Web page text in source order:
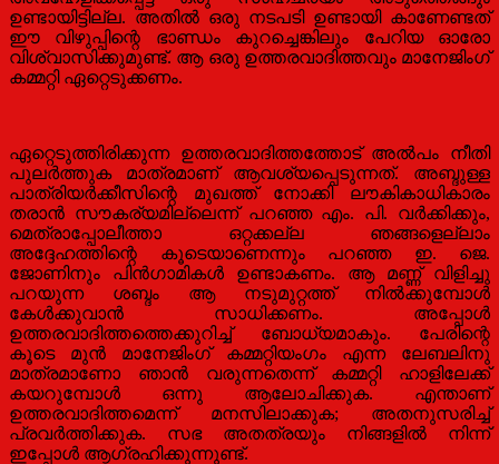
ഉണ്ടായിട്ടില്ല. അതിൽ ഒരു നടപടി ഉണ്ടായി കാണേണ്ടത്
ഈ വിഴുപ്പിന്റെ ഭാണ്ഡം കുറച്ചെങ്കിലും പേറിയ ഓരോ
വിശ്വാസിക്കുമുണ്ട്. ആ ഒരു ഉത്തരവാദിത്തവും മാനേജിംഗ്
കമ്മറ്റി ഏറ്റെടുക്കണം.
ഏറ്റെടുത്തിരിക്കുന്ന ഉത്തരവാദിത്തത്തോട് അൽപം നീതി
പുലർത്തുക മാത്രമാണ് ആവശ്യപ്പെടുന്നത്. അബ്ദുള്ള
പാത്രിയർക്കീസിന്റെ മുഖത്ത് നോക്കി ലൗകികാധികാരം
തരാൻ സൗകര്യമില്ലെന്ന് പറഞ്ഞ എം. പി. വർക്കിക്കും,
മെത്രാപ്പോലീത്താ ഒറ്റക്കല്ല ഞങ്ങളെല്ലാം
അദ്ദേഹത്തിന്റെ കൂടെയാണെന്നും പറഞ്ഞ ഇ. ജെ.
ജോണിനും പിൻഗാമികൾ ഉണ്ടാകണം. ആ മണ്ണ് വിളിച്ചു
പറയുന്ന ശബ്ദം ആ നടുമുറ്റത്ത് നിൽക്കുമ്പോൾ
കേൾക്കുവാൻ സാധിക്കണം. അപ്പോൾ
ഉത്തരവാദിത്തത്തെക്കുറിച്ച് ബോധ്യമാകും. പേരിന്റെ
കൂടെ മുൻ മാനേജിംഗ് കമ്മറ്റിയംഗം എന്ന ലേബലിനു
മാത്രമാണോ ഞാൻ വരുന്നതെന്ന് കമ്മറ്റി ഹാളിലേക്ക്
കയറുമ്പോൾ ഒന്നു ആലോചിക്കുക. എന്താണ്
ഉത്തരവാദിത്തമെന്ന് മനസിലാക്കുക; അതനുസരിച്ച്
പ്രവർത്തിക്കുക. സഭ അതത്രയും നിങ്ങളിൽ നിന്ന്
ഇപ്പോൾ ആഗ്രഹിക്കുന്നുണ്ട്.